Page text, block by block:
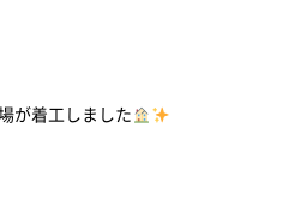
が着工しました